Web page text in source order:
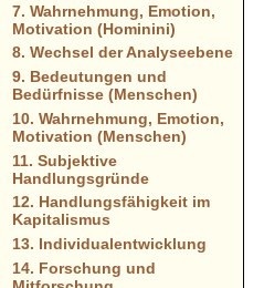
7. Wahrnehmung, Emotion,
Motivation (Hominini)
8. Wechsel der Analyseebene
9. Bedeutungen und
Bedürfnisse (Menschen)
10. Wahrnehmung, Emotion,
Motivation (Menschen)
11. Subjektive
Handlungsgründe
12. Handlungsfähigkeit im
Kapitalismus
13. Individualentwicklung
14. Forschung und